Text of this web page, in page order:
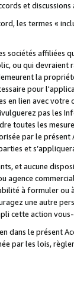
et discussions
les termes «
sociétés affiliées
ou qui
la
pour
en lien avec
pas les
toutes les
par le
et
et aucune
agence
à formuler
une autre
cette action
le présent
par les lois,